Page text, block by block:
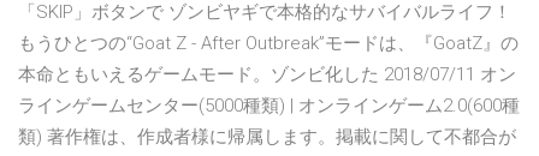
「SKIP」ボタンで ゾンビヤギで本格的なサバイバルライフ！
もうひとつの“Goat Z - After Outbreak”モードは、『GoatZ』の
本命ともいえるゲームモード。ゾンビ化した 2018/07/11 オン
ラインゲームセンター(5000種類) | オンラインゲーム2.0(600種
類) 著作権は、作成者様に帰属します。掲載に関して不都合が